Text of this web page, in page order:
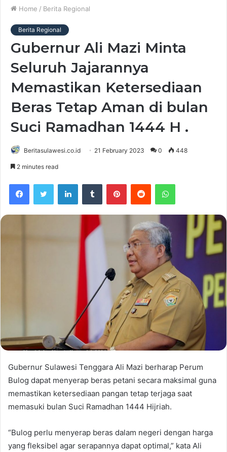
Home / Berita Regional
Berita Regional
Gubernur Ali Mazi Minta
Seluruh Jajarannya
Memastikan Ketersediaan
Beras Tetap Aman di bulan
Suci Ramadhan 1444 H .
Beritasulawesi.co.id 21 February 2023 0 448
2 minutes read
Gubernur Sulawesi Tenggara Ali Mazi berharap Perum
Bulog dapat menyerap beras petani secara maksimal guna
memastikan ketersediaan pangan tetap terjaga saat
memasuki bulan Suci Ramadhan 1444 Hijriah.
“Bulog perlu menyerap beras dalam negeri dengan harga
yang fleksibel agar serapannya dapat optimal,” kata Ali